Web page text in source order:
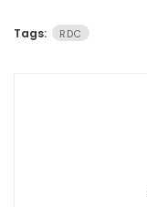
Tags: RDC